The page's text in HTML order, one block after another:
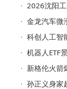
2026沈阳工装印
金龙汽车微涨
科创人工智能ETF
机器人ETF景顺（
新格伦火箭爆炸
孙正义身家超1000